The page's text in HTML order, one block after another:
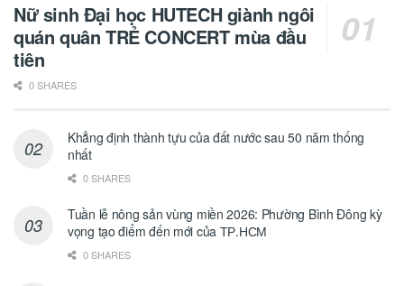
Nữ sinh Đại học HUTECH giành ngôi
quán quân TRẺ CONCERT mùa đầu
tiên
0 SHARES
Khẳng định thành tựu của đất nước sau 50 năm thống
nhất
0 SHARES
Tuần lễ nông sản vùng miền 2026: Phường Bình Đông kỳ
vọng tạo điểm đến mới của ТР.НСМ
0 SHARES